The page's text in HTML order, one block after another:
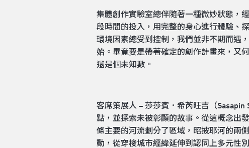
集體創作實驗室總伴隨著一種微妙狀態，
段時間的投入，用完整的身心進行體驗、
環境因素總受到控制，我們並非不期而遇
始。畢竟要是帶著確定的創作計畫來，又
還是個未知數。
客席策展人 – 莎莎賓．希芮旺吉（
點，並探索未被彰顯的故事。從這概念出
條主要的河流劃分了區域，昭披耶河的兩
動，從穿梭城市經緯延伸到認同上多元性